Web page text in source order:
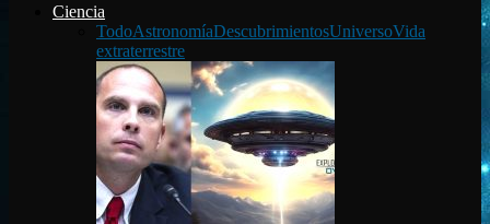
Ciencia
TodoAstronomíaDescubrimientosUniversoVida
extraterrestre